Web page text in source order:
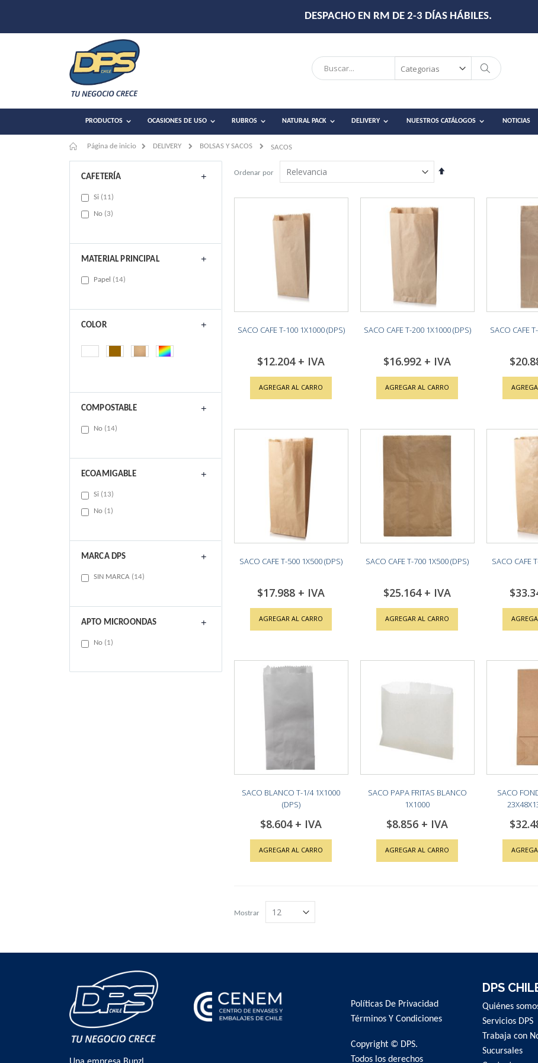
DESPACHO EN RM DE 2-3 DÍAS HÁBILES.
Search
PRODUCTOS OCASIONES DE USO RUBROS NATURAL PACK DELIVERY NUESTROS CATÁLOGOS NOTICIAS
Página de inicio DELIVERY BOLSAS Y SACOS SACOS
Ordenar por
SACO CAFE T-100 1X1000 (DPS)
$12.204
AGREGAR AL CARRO
SACO CAFE T-200 1X1000 (DPS)
$16.992
AGREGAR AL CARRO
SACO CAFE
SACO CAFE T-500 1X500 (DPS)
$17.988
AGREGAR AL CARRO
SACO CAFE T-700 1X500 (DPS)
$25.164
AGREGAR AL CARRO
SACO CAFE
SACO BLANCO T-1/4 1X1000
(DPS)
$8.604
AGREGAR AL CARRO
SACO PAPA FRITAS BLANCO
1X1000
$8.856
AGREGAR AL CARRO
SACO
Mostrar
CAFETERÍA
Si 11items
No 3items
MATERIAL PRINCIPAL
Papel 14items
COLOR
COMPOSTABLE
No 14items
ECOAMIGABLE
Si 13items
No 1item
MARCA DPS
SIN MARCA 14items
APTO MICROONDAS
No 1item
Políticas De Privacidad
Términos Y Condiciones
Copyright © DPS.
Todos los derechos
DPS
Quiénes
Servicios DPS
Trabaja con
Sucursales